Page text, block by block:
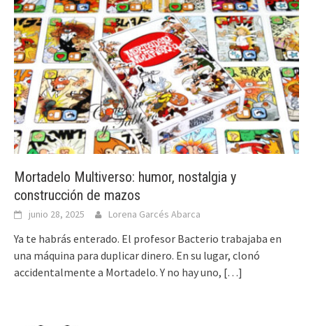
Mortadelo Multiverso: humor, nostalgia y
construcción de mazos
junio 28, 2025 Lorena Garcés Abarca
Ya te habrás enterado. El profesor Bacterio trabajaba en
una máquina para duplicar dinero. En su lugar, clonó
accidentalmente a Mortadelo. Y no hay uno, […]